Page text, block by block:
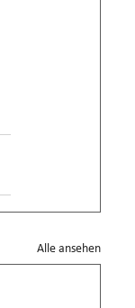
Alle ansehen